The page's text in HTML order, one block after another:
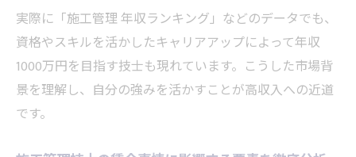
違い
資格難易度が年収に与える影響を徹底解析
施工管理技士資格の難易度が年収に直結す
る理由
実際に「施工管理 年収ランキング」などのデータでも、
資格やスキルを活かしたキャリアアップによって年収
1000万円を目指す技士も現れています。こうした市場背
景を理解し、自分の強みを活かすことが高収入への近道
です。